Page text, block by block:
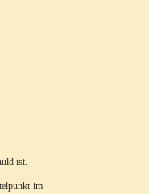
ist.
im